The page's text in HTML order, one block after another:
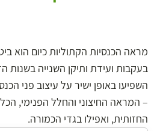
מראה הכנסיות הקתוליות כיום הוא
השפיעו באופן ישיר על עיצוב פני
– המראה החיצוני והחלל הפנימי,
החזותית, ואפילו בגדי הכמורה.